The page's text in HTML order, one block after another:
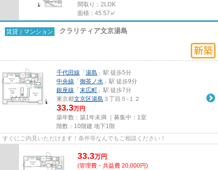
間取り：2LDK
面積：45.57㎡
賃貸｜マンション クラリティア文京湯島
千代田線 「 湯島 」駅 徒歩5分
中央線 「 御茶ノ水 」駅 徒歩9分
銀座線 「 末広町 」駅 徒歩7分
東京都文京区湯島 ３丁目５-１２
33.3万円
築年数：築1年未満 ｜募集中： 1室
階数：10階建 地下1階
すぐにご内見いただけます！条件等なんでもご相談ください！
33.3万円
(管理費・共益費 20,000円)